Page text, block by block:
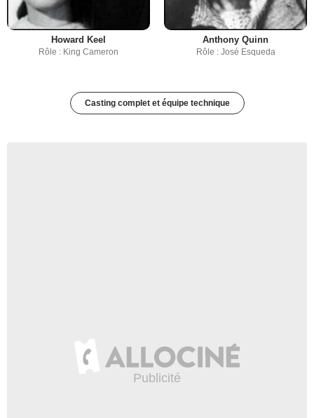
Howard Keel
Rôle : King Cameron
Anthony Quinn
Rôle : José Esqueda
Casting complet et équipe technique